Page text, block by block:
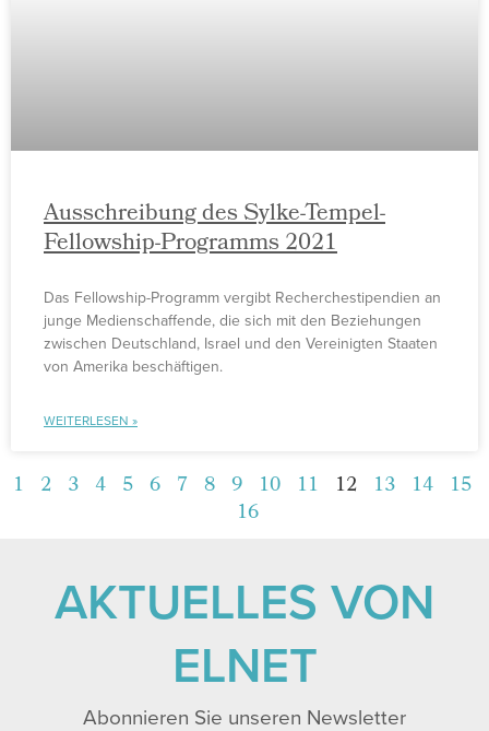
Ausschreibung des Sylke-Tempel-
Fellowship-Programms 2021
Das Fellowship-Programm vergibt Recherchestipendien an
junge Medienschaffende, die sich mit den Beziehungen
zwischen Deutschland, Israel und den Vereinigten Staaten
von Amerika beschäftigen.
WEITERLESEN »
1 2 3 4 5 6 7 8 9 10 11 12 13 14 15
16
AKTUELLES VON
ELNET
Abonnieren Sie unseren Newsletter